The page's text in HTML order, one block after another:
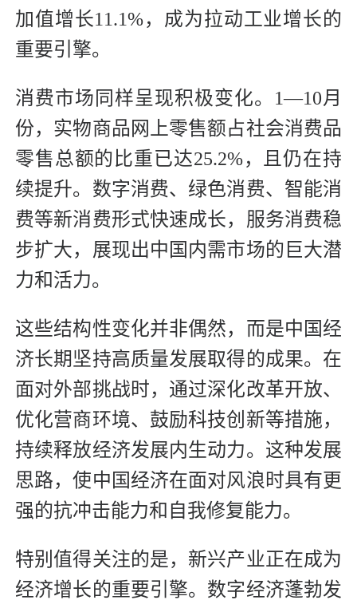
加值增长11.1%，成为拉动工业增长的
重要引擎。
消费市场同样呈现积极变化。1—10月
份，实物商品网上零售额占社会消费品
零售总额的比重已达25.2%，且仍在持
续提升。数字消费、绿色消费、智能消
费等新消费形式快速成长，服务消费稳
步扩大，展现出中国内需市场的巨大潜
力和活力。
这些结构性变化并非偶然，而是中国经
济长期坚持高质量发展取得的成果。在
面对外部挑战时，通过深化改革开放、
优化营商环境、鼓励科技创新等措施，
持续释放经济发展内生动力。这种发展
思路，使中国经济在面对风浪时具有更
强的抗冲击能力和自我修复能力。
特别值得关注的是，新兴产业正在成为
经济增长的重要引擎。数字经济蓬勃发